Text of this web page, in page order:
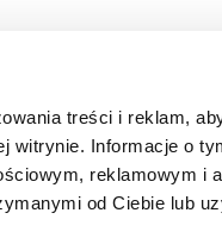
treści i reklam,
witrynie. Informacje o
reklamowym i
od Ciebie lub